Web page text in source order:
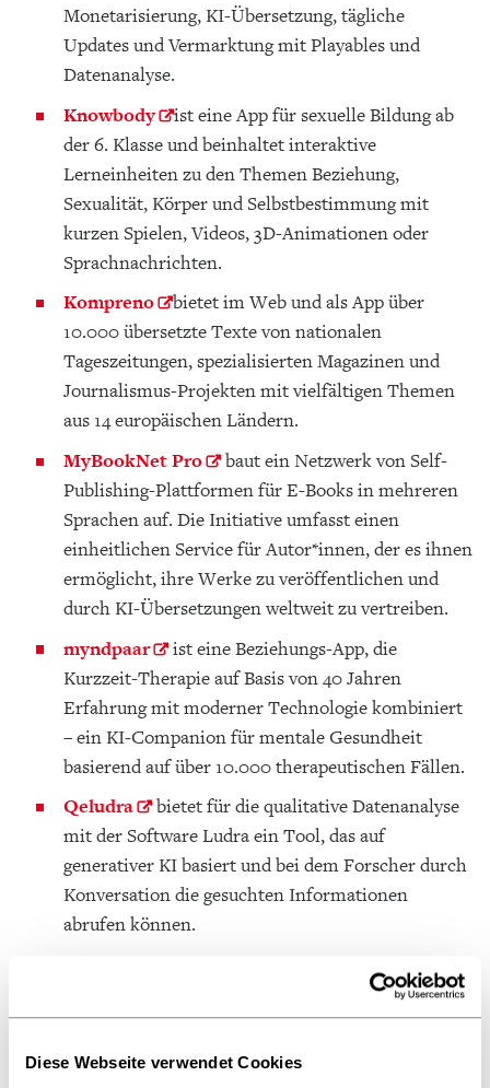
Diese Webseite verwendet Cookies
Monetarisierung, KI-Übersetzung, tägliche
Updates und Vermarktung mit Playables und
Datenanalyse.
Knowbody
ist eine App für sexuelle Bildung ab
der 6. Klasse und beinhaltet interaktive
Lerneinheiten zu den Themen Beziehung,
Sexualität, Körper und Selbstbestimmung mit
kurzen Spielen, Videos, 3D-Animationen oder
Sprachnachrichten.
Kompreno
bietet im Web und als App über
10.000 übersetzte Texte von nationalen
Tageszeitungen, spezialisierten Magazinen und
Journalismus-Projekten mit vielfältigen Themen
aus 14 europäischen Ländern.
MyBookNet Pro
baut ein Netzwerk von Self-
Publishing-Plattformen für E-Books in mehreren
Sprachen auf. Die Initiative umfasst einen
einheitlichen Service für Autor*innen, der es ihnen
ermöglicht, ihre Werke zu veröffentlichen und
durch KI-Übersetzungen weltweit zu vertreiben.
myndpaar
ist eine Beziehungs-App, die
Kurzzeit-Therapie auf Basis von 40 Jahren
Erfahrung mit moderner Technologie kombiniert
– ein KI-Companion für mentale Gesundheit
basierend auf über 10.000 therapeutischen Fällen.
Qeludra
bietet für die qualitative Datenanalyse
mit der Software Ludra ein Tool, das auf
generativer KI basiert und bei dem Forscher durch
Konversation die gesuchten Informationen
abrufen können.
Kinder mit interaktiven Hör-Spiel-Abenteuern.
Dadurch werden kognitive Entwicklung, kreative
Ausdrucksfähigkeit, Sprachfertigkeiten und